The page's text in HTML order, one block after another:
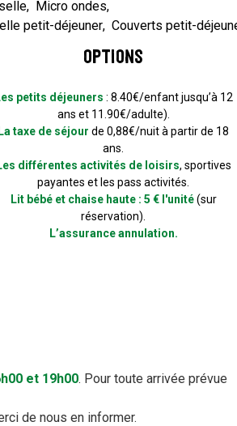
Micro ondes
petit-déjeuner Couverts petit-
Options
petits déjeuners : 8.40€/enfant jusqu’à 12
ans et 11.90€/adulte).
La taxe de séjour de 0,88€/nuit à partir de 18
ans.
différentes activités de loisirs, sportives
payantes et les pass activités.
Lit bébé et chaise haute : 5 € l'unité(sur
réservation).
L’assurance annulation.
et 19h00. Pour toute arrivée prévue
de nous en informer.